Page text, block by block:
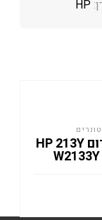
HP
טונרים
טונר אדום HP 213Y